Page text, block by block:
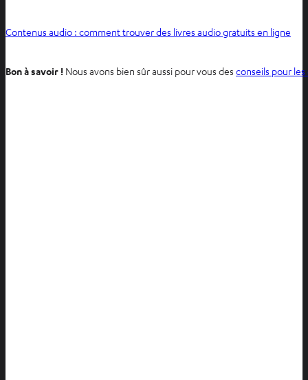
Contenus audio : comment trouver des livres audio gratuits en ligne
Bon à savoir ! Nous avons bien sûr aussi pour vous des conseils pour